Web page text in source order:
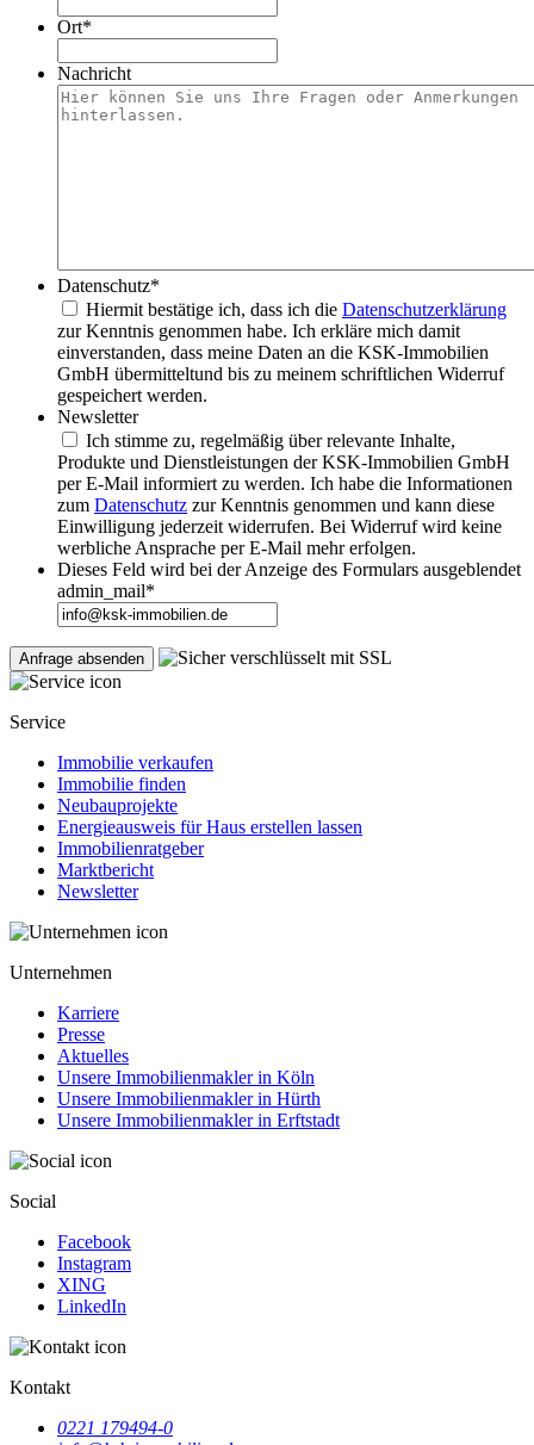
Ort*
Nachricht
Datenschutz*
Hiermit bestätige ich, dass ich die Datenschutzerklärung
zur Kenntnis genommen habe. Ich erkläre mich damit
einverstanden, dass meine Daten an die KSK-Immobilien
GmbH übermitteltund bis zu meinem schriftlichen Widerruf
gespeichert werden.
Newsletter
Ich stimme zu, regelmäßig über relevante Inhalte,
Produkte und Dienstleistungen der KSK-Immobilien GmbH
per E-Mail informiert zu werden. Ich habe die Informationen
zum Datenschutz zur Kenntnis genommen und kann diese
Einwilligung jederzeit widerrufen. Bei Widerruf wird keine
werbliche Ansprache per E-Mail mehr erfolgen.
Dieses Feld wird bei der Anzeige des Formulars ausgeblendet
admin_mail*
Service
Immobilie verkaufen
Immobilie finden
Neubauprojekte
Energieausweis für Haus erstellen lassen
Immobilienratgeber
Marktbericht
Newsletter
Unternehmen
Karriere
Presse
Aktuelles
Unsere Immobilienmakler in Köln
Unsere Immobilienmakler in Hürth
Unsere Immobilienmakler in Erftstadt
Social
Facebook
Instagram
XING
LinkedIn
Kontakt
0221 179494-0